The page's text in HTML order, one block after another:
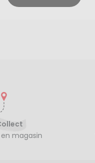
magasin